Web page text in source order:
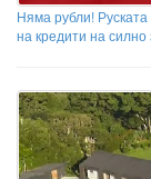
Няма рубли! Руската
на кредити на